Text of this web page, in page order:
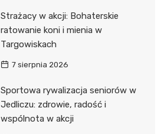
Strażacy w akcji: Bohaterskie
ratowanie koni i mienia w
Targowiskach
7 sierpnia 2026
Sportowa rywalizacja seniorów w
Jedliczu: zdrowie, radość i
wspólnota w akcji